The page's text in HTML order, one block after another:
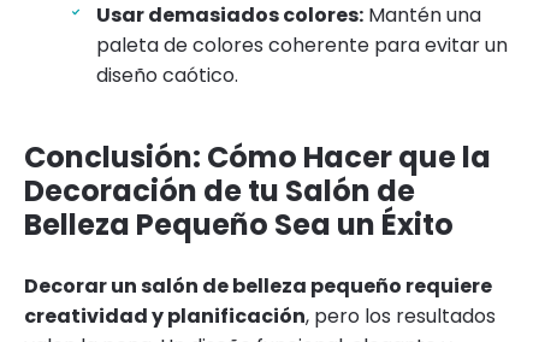
Usar demasiados colores: Mantén una
paleta de colores coherente para evitar un
diseño caótico.
Conclusión: Cómo Hacer que la
Decoración de tu Salón de
Belleza Pequeño Sea un Éxito
Decorar un salón de belleza pequeño requiere
creatividad y planificación, pero los resultados